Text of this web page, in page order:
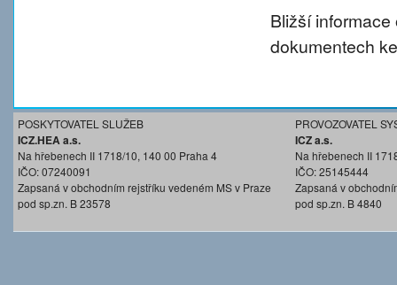
Bližší
dokumentech
POSKYTOVATEL SLUŽEB
ICZ.HEA a.s.
Na hřebenech II 1718/10, 140 00 Praha 4
IČO: 07240091
Zapsaná v obchodním rejstříku vedeném MS v Praze
pod sp.zn. B 23578
PROVOZOVATEL
ICZ a.s.
Na hřebenech II
IČO: 25145444
Zapsaná v
pod sp.zn. B 4840